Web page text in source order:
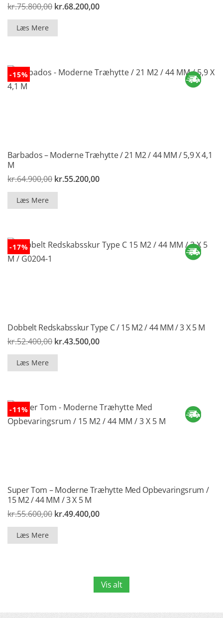
Vis alt
kr.75.800,00 Den
oprindelige
pris
kr.75.800,00.
kr.68.200,00Den
Læs Mere
-15%
Barbados – Moderne Træhytte / 21 M2 / 44 MM / 5,9 X 4,1
M
kr.64.900,00 Den
oprindelige
pris
kr.64.900,00.
kr.55.200,00Den
Læs Mere
-17%
Dobbelt Redskabsskur Type C / 15 M2 / 44 MM / 3 X 5 M
kr.52.400,00 Den
oprindelige
pris
kr.52.400,00.
kr.43.500,00Den
Læs Mere
-11%
Super Tom – Moderne Træhytte Med Opbevaringsrum /
15 M2 / 44 MM / 3 X 5 M
kr.55.600,00 Den
oprindelige
pris
kr.55.600,00.
kr.49.400,00Den
Læs Mere